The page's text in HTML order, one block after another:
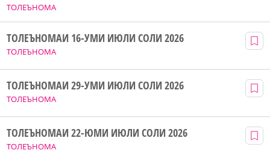
ТОЛЕЪНОМА
ТОЛЕЪНОМА
ТОЛЕЪНОМАИ 16-УМИ ИЮЛИ СОЛИ 2026
ТОЛЕЪНОМА
ТОЛЕЪНОМАИ 29-УМИ ИЮЛИ СОЛИ 2026
ТОЛЕЪНОМА
ТОЛЕЪНОМАИ 22-ЮМИ ИЮЛИ СОЛИ 2026